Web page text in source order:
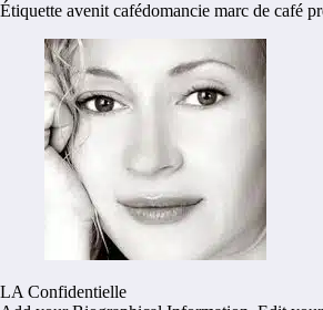
Étiquette avenit cafédomancie marc de café
LA Confidentielle